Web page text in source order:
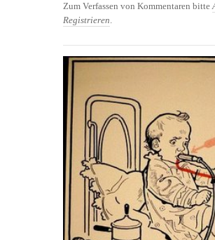
Zum Verfassen von Kommentaren bitte
Registrieren.